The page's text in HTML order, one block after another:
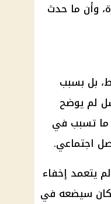
وأن ما حدث
بل بسبب
لم يوضح
ما تسبب في
اجتماعي.
يتعمد إخفاء
كان سيضعه في